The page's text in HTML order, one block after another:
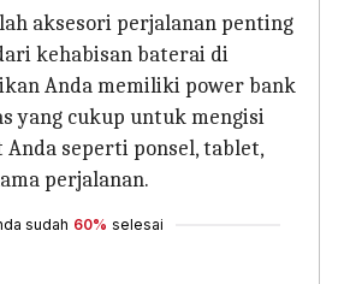
aksesori perjalanan penting
kehabisan baterai di
Anda memiliki power bank
yang cukup untuk mengisi
seperti ponsel, tablet,
perjalanan.
sudah 60% selesai